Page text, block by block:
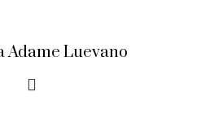
Adame Luevano